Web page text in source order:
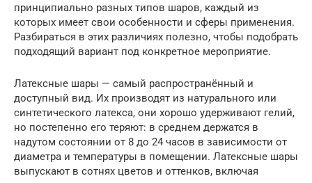
принципиально разных типов шаров, каждый из
которых имеет свои особенности и сферы применения.
Разбираться в этих различиях полезно, чтобы подобрать
подходящий вариант под конкретное мероприятие.
Латексные шары — самый распространённый и
доступный вид. Их производят из натурального или
синтетического латекса, они хорошо удерживают гелий,
но постепенно его теряют: в среднем держатся в
надутом состоянии от 8 до 24 часов в зависимости от
диаметра и температуры в помещении. Латексные шары
выпускают в сотнях цветов и оттенков, включая